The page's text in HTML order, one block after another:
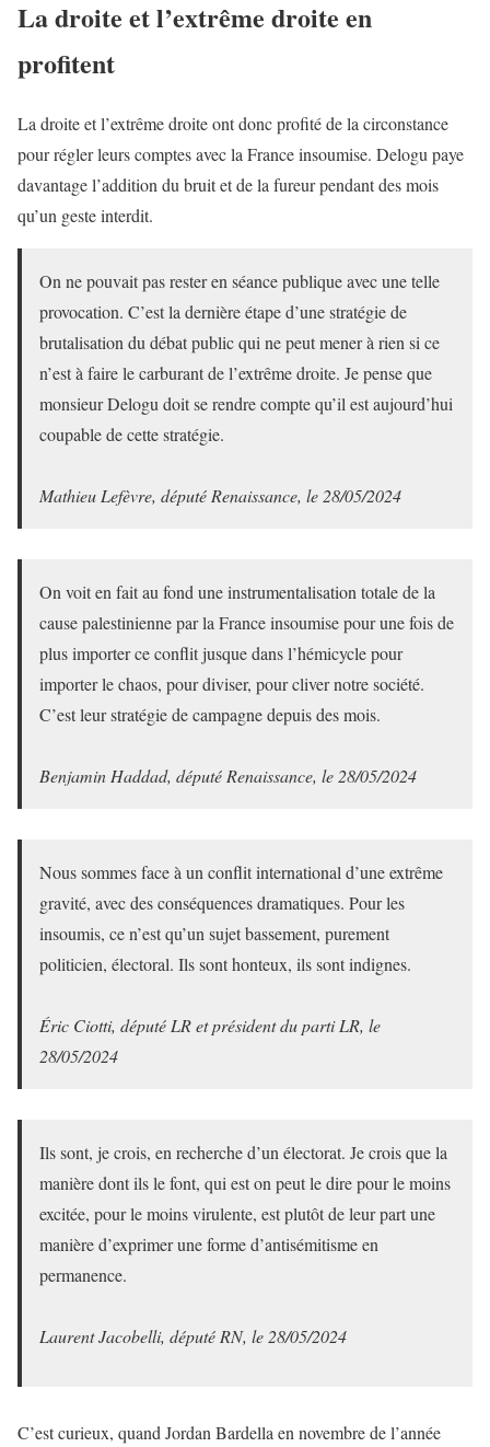
La droite et l’extrême droite en
profitent
La droite et l’extrême droite ont donc profité de la circonstance
pour régler leurs comptes avec la France insoumise. Delogu paye
davantage l’addition du bruit et de la fureur pendant des mois
qu’un geste interdit.
On ne pouvait pas rester en séance publique avec une telle
provocation. C’est la dernière étape d’une stratégie de
brutalisation du débat public qui ne peut mener à rien si ce
n’est à faire le carburant de l’extrême droite. Je pense que
monsieur Delogu doit se rendre compte qu’il est aujourd’hui
coupable de cette stratégie.
Mathieu Lefèvre, député Renaissance, le 28/05/2024
On voit en fait au fond une instrumentalisation totale de la
cause palestinienne par la France insoumise pour une fois de
plus importer ce conflit jusque dans l’hémicycle pour
importer le chaos, pour diviser, pour cliver notre société.
C’est leur stratégie de campagne depuis des mois.
Benjamin Haddad, député Renaissance, le 28/05/2024
Nous sommes face à un conflit international d’une extrême
gravité, avec des conséquences dramatiques. Pour les
insoumis, ce n’est qu’un sujet bassement, purement
politicien, électoral. Ils sont honteux, ils sont indignes.
Éric Ciotti, député LR et président du parti LR, le
28/05/2024
Ils sont, je crois, en recherche d’un électorat. Je crois que la
manière dont ils le font, qui est on peut le dire pour le moins
excitée, pour le moins virulente, est plutôt de leur part une
manière d’exprimer une forme d’antisémitisme en
permanence.
Laurent Jacobelli, député RN, le 28/05/2024
C’est curieux, quand Jordan Bardella en novembre de l’année